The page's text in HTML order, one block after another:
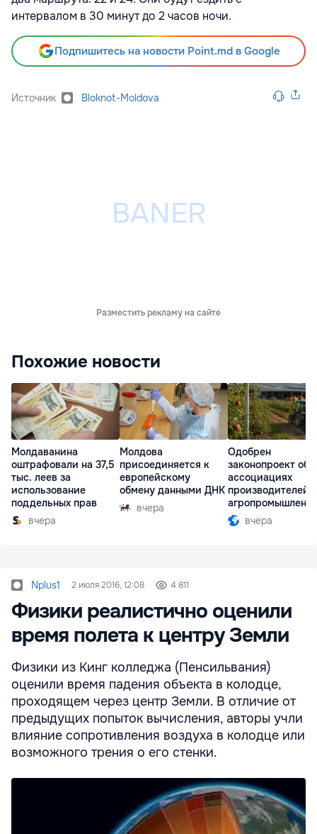
интервалом в 30 минут до 2 часов ночи.
Подпишитесь на новости Point.md в Google
Источник Bloknot-Moldova
Разместить рекламу на сайте
Похожие новости
Молдаванина
оштрафовали на 37,5
тыс. леев за
использование
поддельных прав
вчера
Молдова
присоединяется к
европейскому
обмену данными ДНК
вчера
Одобрен
законопроект об
ассоциациях
производителей в
комплексе
вчера
Nplus1 2 июля 2016, 12:08 4 811
Физики реалистично оценили
время полета к центру Земли
Физики из Кинг колледжа (Пенсильвания)
оценили время падения объекта в колодце,
проходящем через центр Земли. В отличие от
предыдущих попыток вычисления, авторы учли
влияние сопротивления воздуха в колодце или
возможного трения о его стенки.